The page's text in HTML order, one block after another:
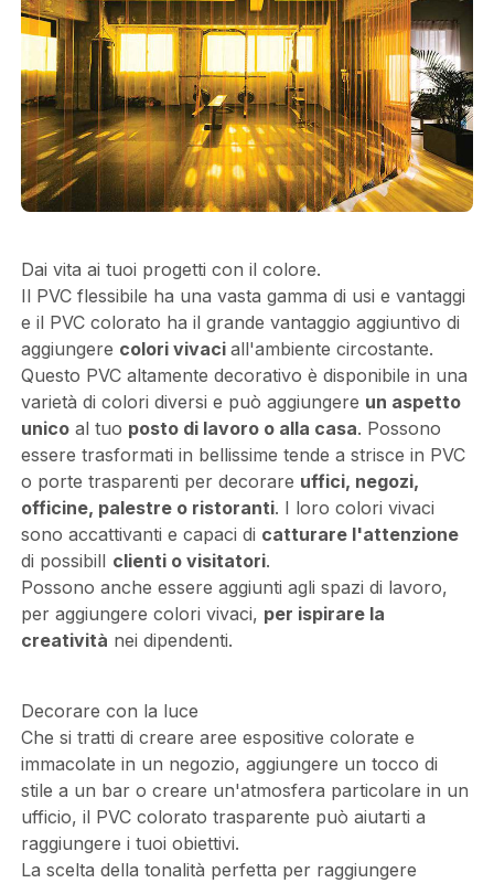
Dai vita ai tuoi progetti con il colore.
Il PVC flessibile ha una vasta gamma di usi e vantaggi
e il PVC colorato ha il grande vantaggio aggiuntivo di
aggiungere colori vivaci all'ambiente circostante.
Questo PVC altamente decorativo è disponibile in una
varietà di colori diversi e può aggiungere un aspetto
unicoal tuo posto di lavoro o alla casa. Possono
essere trasformati in bellissime tende a strisce in PVC
o porte trasparenti per decorare uffici, negozi,
officine, palestre o ristoranti. I loro colori vivaci
sono accattivanti e capaci di catturare l'attenzione
di possibilI clienti o visitatori.
Possono anche essere aggiunti agli spazi di lavoro,
per aggiungere colori vivaci, per ispirare la
creatività nei dipendenti.
Decorare con la luce
Che si tratti di creare aree espositive colorate e
immacolate in un negozio, aggiungere un tocco di
stile a un bar o creare un'atmosfera particolare in un
ufficio, il PVC colorato trasparente può aiutarti a
raggiungere i tuoi obiettivi.
La scelta della tonalità perfetta per raggiungere